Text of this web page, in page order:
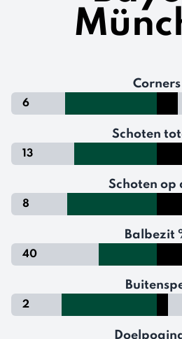
Corners
6
Schoten
13
Schoten op
8
Balbezit
40
2